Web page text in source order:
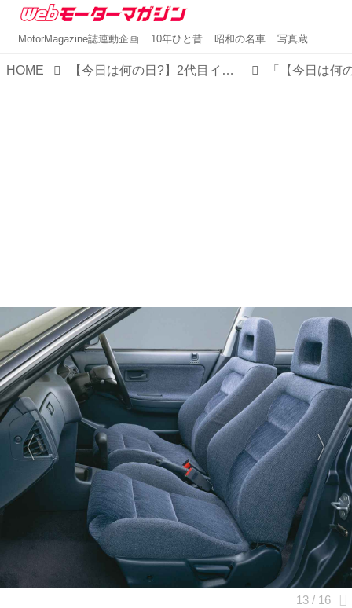
MotorMagazine誌連動企画 10年ひと昔 昭和の名車 写真蔵
HOME 【今日は何の日?】2代目インテグラ発表 「マイケルJフォックスのCMも話題となったカッコインテグラ」30年前 1989年4月19日